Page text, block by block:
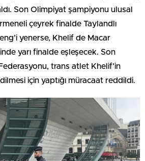
Son Olimpiyat şampiyonu ulusal
çeyrek finalde Taylandlı
yenerse, Khelif de Macar
yarı finalde eşleşecek. Son
trans atlet Khelif’in
için yaptığı müracaat reddildi.